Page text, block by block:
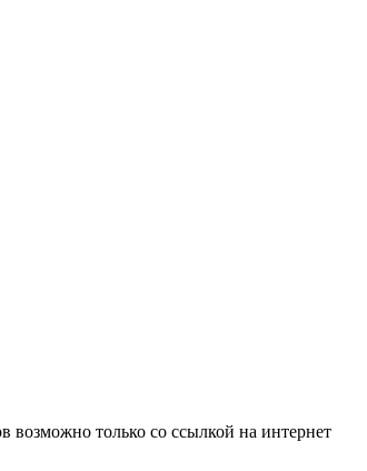
возможно только со ссылкой на интернет